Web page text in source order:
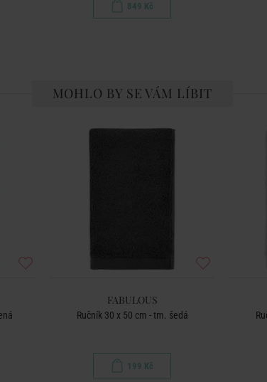
849 Kč
MOHLO BY SE VÁM LÍBIT
FABULOUS
Ručník 30 x 50 cm - tm. šedá
199 Kč